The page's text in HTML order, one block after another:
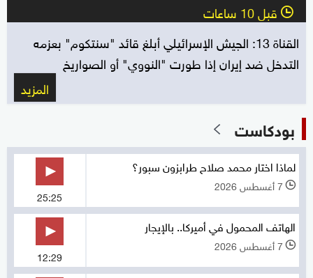
l قبل 10 ساعات
القناة 13: الجيش الإسرائيلي أبلغ قائد "سنتكوم" بعزمه
التدخل ضد إيران إذا طورت "النووي" أو الصواريخ
المزيد
بودكاست
لماذا اختار محمد صلاح طرابزون سبور؟
l 7 أغسطس 2026
25:25
الهاتف المحمول في أميركا.. بالإيجار
l 7 أغسطس 2026
12:29